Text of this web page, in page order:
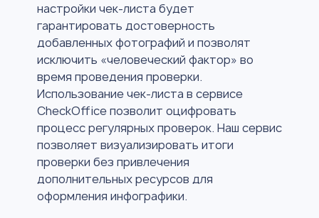
настройки чек-листа будет
гарантировать достоверность
добавленных фотографий и позволят
исключить «человеческий фактор» во
время проведения проверки.
Использование чек-листа в сервисе
CheckOffice позволит оцифровать
процесс регулярных проверок. Наш сервис
позволяет визуализировать итоги
проверки без привлечения
дополнительных ресурсов для
оформления инфографики.